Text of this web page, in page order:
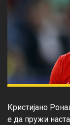
Кристијано
е да пружи